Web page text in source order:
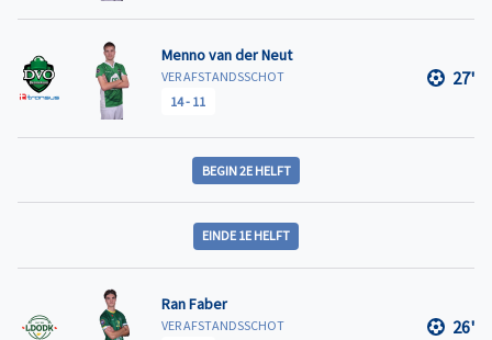
Menno van der Neut
VER AFSTANDSSCHOT
14- 11
27'
BEGIN 2E HELFT
EINDE 1E HELFT
Ran Faber
VER AFSTANDSSCHOT
26'